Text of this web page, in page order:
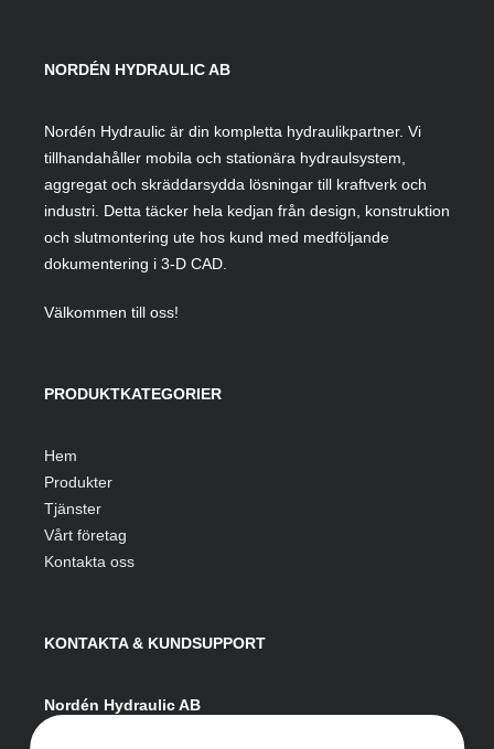
NORDÉN HYDRAULIC AB
Nordén Hydraulic är din kompletta hydraulikpartner. Vi
tillhandahåller mobila och stationära hydraulsystem,
aggregat och skräddarsydda lösningar till kraftverk och
industri. Detta täcker hela kedjan från design, konstruktion
och slutmontering ute hos kund med medföljande
dokumentering i 3-D CAD.
Välkommen till oss!
PRODUKTKATEGORIER
Hem
Produkter
Tjänster
Vårt företag
Kontakta oss
KONTAKTA & KUNDSUPPORT
Nordén Hydraulic AB